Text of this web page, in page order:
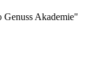
Akademie"